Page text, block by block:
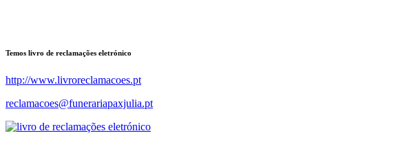
Temos livro de reclamações eletrónico
http://www.livroreclamacoes.pt
reclamacoes@funerariapaxjulia.pt